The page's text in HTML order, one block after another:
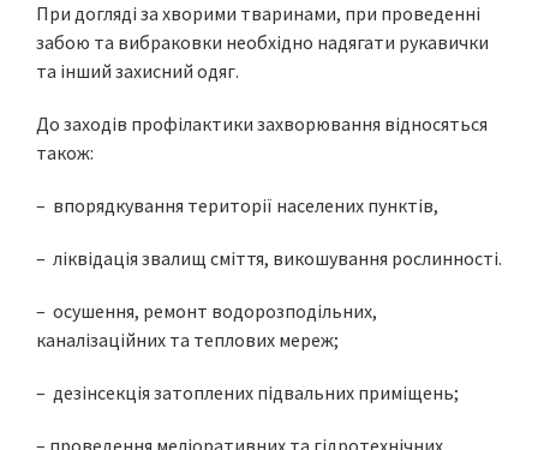
При догляді за хворими тваринами, при проведенні
забою та вибраковки необхідно надягати рукавички
та інший захисний одяг.
До заходів профілактики захворювання відносяться
також:
– впорядкування території населених пунктів,
– ліквідація звалищ сміття, викошування рослинності.
– осушення, ремонт водорозподільних,
каналізаційних та теплових мереж;
– дезінсекція затоплених підвальних приміщень;
– проведення меліоративних та гідротехнічних